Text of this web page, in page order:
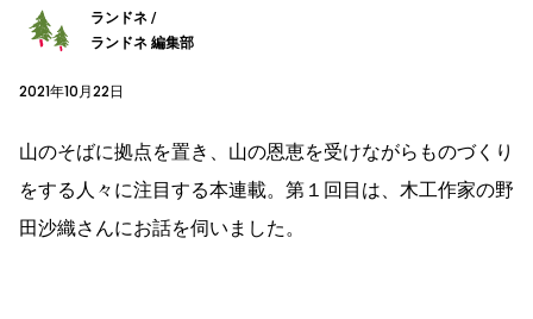
ランドネ /
ランドネ 編集部
2021年10月22日
山のそばに拠点を置き、山の恩恵を受けながらものづくり
をする人々に注目する本連載。第１回目は、木工作家の野
田沙織さんにお話を伺いました。